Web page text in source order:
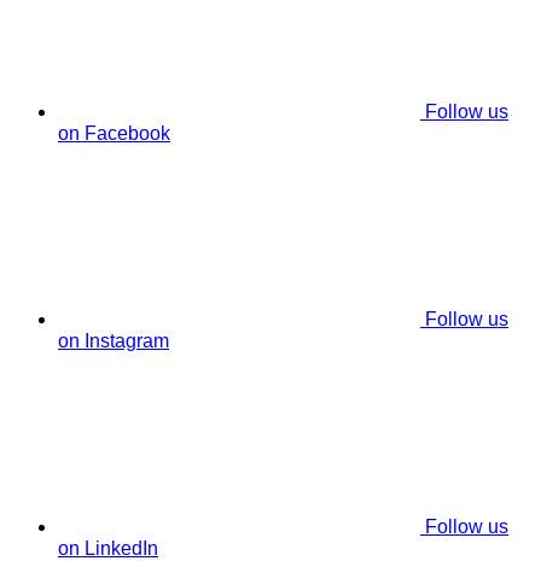
Follow us
on Facebook
Follow us
on Instagram
Follow us
on LinkedIn